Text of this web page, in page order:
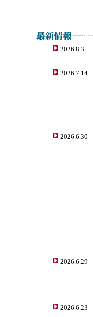
2026.8.3
2026.7.14
2026.6.30
2026.6.29
2026.6.23